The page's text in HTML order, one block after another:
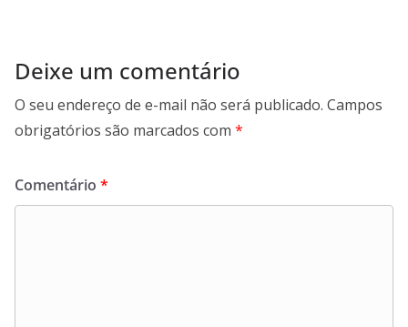
Deixe um comentário
O seu endereço de e-mail não será publicado. Campos
obrigatórios são marcados com *
Comentário *